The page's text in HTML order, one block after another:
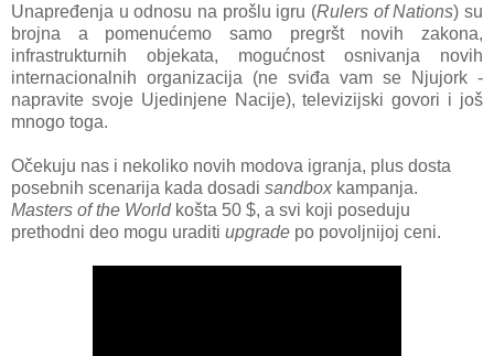
Unapređenja u odnosu na prošlu igru (Rulers of Nations) su
brojna a pomenućemo samo pregršt novih zakona,
infrastrukturnih objekata, mogućnost osnivanja novih
internacionalnih organizacija (ne sviđa vam se Njujork -
napravite svoje Ujedinjene Nacije), televizijski govori i još
mnogo toga.
Očekuju nas i nekoliko novih modova igranja, plus dosta
posebnih scenarija kada dosadi sandbox kampanja.
Masters of the Worldkošta 50 $, a svi koji poseduju
prethodni deo mogu uraditi upgrade po povoljnijoj ceni.